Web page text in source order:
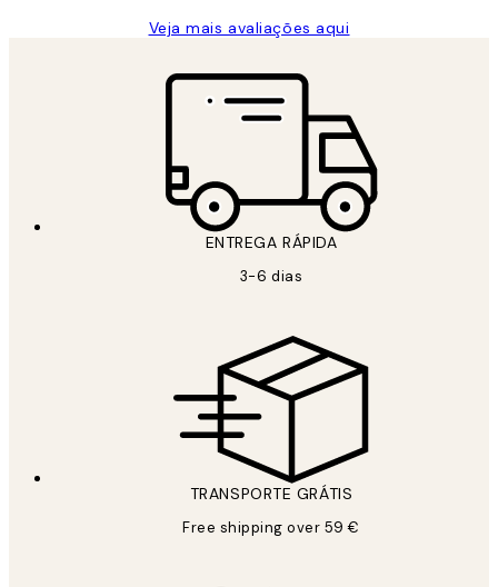
Veja mais avaliações aqui
ENTREGA RÁPIDA
3-6 dias
TRANSPORTE GRÁTIS
Free shipping over 59 €